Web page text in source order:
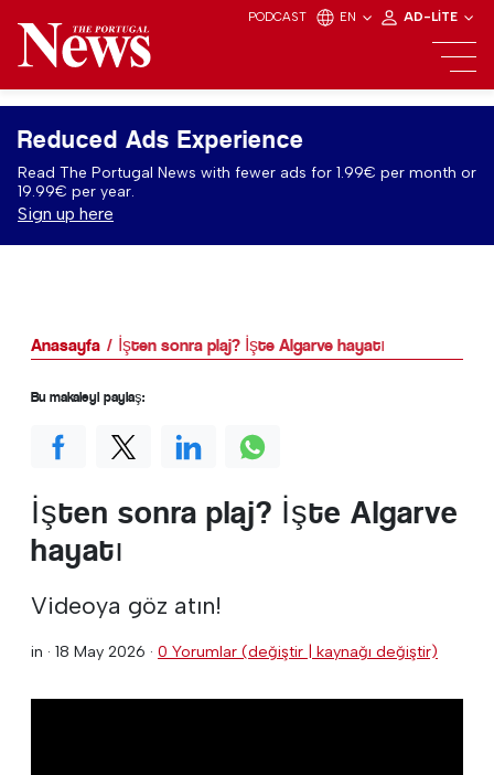
PODCAST EN AD-LITE
Reduced Ads Experience
Read The Portugal News with fewer ads for 1.99€ per month or
19.99€ per year.
Sign up here
Anasayfa İşten sonra plaj? İşte Algarve hayatı
İşten sonra plaj? İşte Algarve
hayatı
Videoya göz atın!
in · 18 May 2026 · 0 Yorumlar (değiştir | kaynağı değiştir)
Bu makaleyi paylaş: